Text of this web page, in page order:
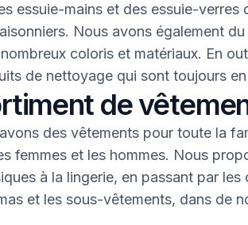
essuie-mains et des essuie-verres
Nous avons également
coloris et matériaux. En
de nettoyage qui sont toujours
de
des vêtements pour toute la
femmes et les hommes. Nous
à la lingerie, en passant par les
et les sous-vêtements, dans de